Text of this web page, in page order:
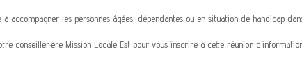
accompagner les personnes âgées, dépendantes ou en situation de handicap
conseiller·ère Mission Locale Est pour vous inscrire à cette réunion